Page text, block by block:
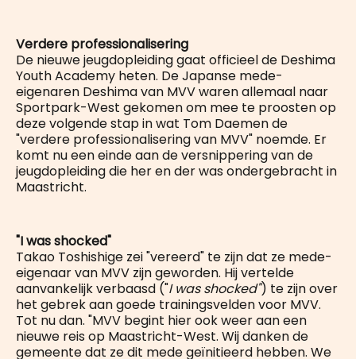
Verdere professionalisering
De nieuwe jeugdopleiding gaat officieel de Deshima
Youth Academy heten. De Japanse mede-
eigenaren Deshima van MVV waren allemaal naar
Sportpark-West gekomen om mee te proosten op
deze volgende stap in wat Tom Daemen de
"verdere professionalisering van MVV" noemde. Er
komt nu een einde aan de versnippering van de
jeugdopleiding die her en der was ondergebracht in
Maastricht.
"I was shocked"
Takao Toshishige zei "vereerd" te zijn dat ze mede-
eigenaar van MVV zijn geworden. Hij vertelde
aanvankelijk verbaasd ("I was shocked") te zijn over
het gebrek aan goede trainingsvelden voor MVV.
Tot nu dan. "MVV begint hier ook weer aan een
nieuwe reis op Maastricht-West. Wij danken de
gemeente dat ze dit mede geïnitieerd hebben. We